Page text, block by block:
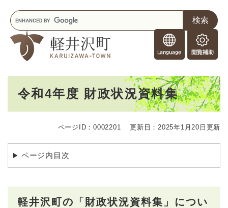
o
r
e
i
n
閲
覧
助
キ
ー
ワ
令和4年度 財政状況資料集
ページID：0002201 更新日：2025年1月20日更新
ページ内目次
軽井沢町の「財政状況資料集」につい